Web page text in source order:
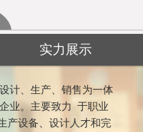
实力展示
计、生产、销售为一体
业。主要致力 于职业
产设备、设计人才和完